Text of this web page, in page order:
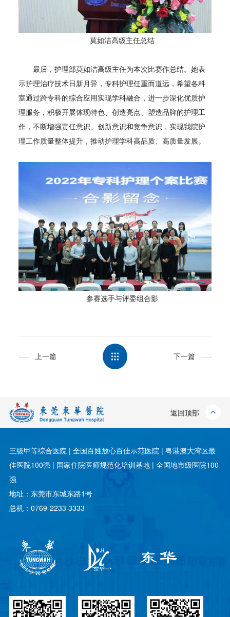
莫如洁高级主任总结
最后，护理部莫如洁高级主任为本次比赛作总结。她表
示护理治疗技术日新月异，专科护理任重而道远，希望各科
室通过跨专科的综合应用实现学科融合，进一步深化优质护
理服务，积极开展体现特色、创造亮点、塑造品牌的护理工
作，不断增强责任意识、创新意识和竞争意识，实现我院护
理工作质量整体提升，推动护理学科高品质、高质量发展。
参赛选手与评委组合影
上一篇 下一篇
返回顶部
三级甲等综合医院 | 全国百姓放心百佳示范医院 | 粤港澳大湾区最
佳医院100强 | 国家住院医师规范化培训基地 | 全国地市级医院100
强
地址：东莞市东城东路1号
总机：0769-2233 3333